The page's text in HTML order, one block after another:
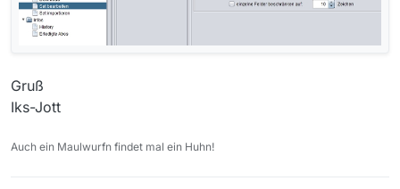
Gruß
Iks-Jott
Auch ein Maulwurfn findet mal ein Huhn!